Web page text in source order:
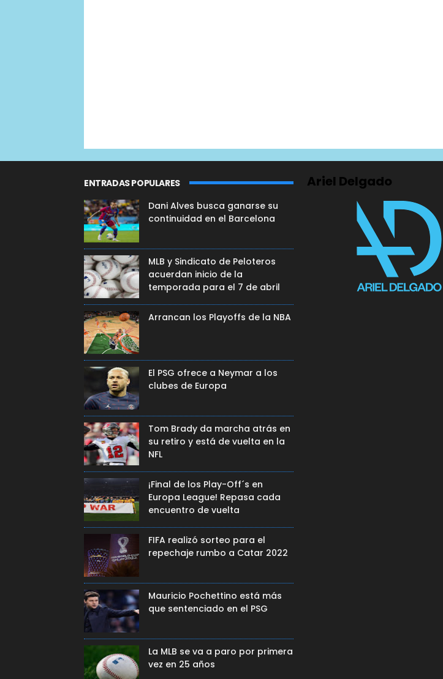
ENTRADAS POPULARES
Dani Alves busca ganarse su
continuidad en el Barcelona
MLB y Sindicato de Peloteros
acuerdan inicio de la
temporada para el 7 de abril
Arrancan los Playoffs de la NBA
El PSG ofrece a Neymar a los
clubes de Europa
Tom Brady da marcha atrás en
su retiro y está de vuelta en la
NFL
¡Final de los Play-Off´s en
Europa League! Repasa cada
encuentro de vuelta
FIFA realizó sorteo para el
repechaje rumbo a Catar 2022
Mauricio Pochettino está más
que sentenciado en el PSG
La MLB se va a paro por primera
vez en 25 años
Ariel Delgado